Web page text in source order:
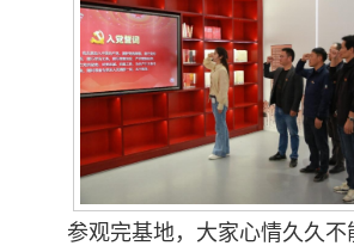
参观完基地，大家心情久久